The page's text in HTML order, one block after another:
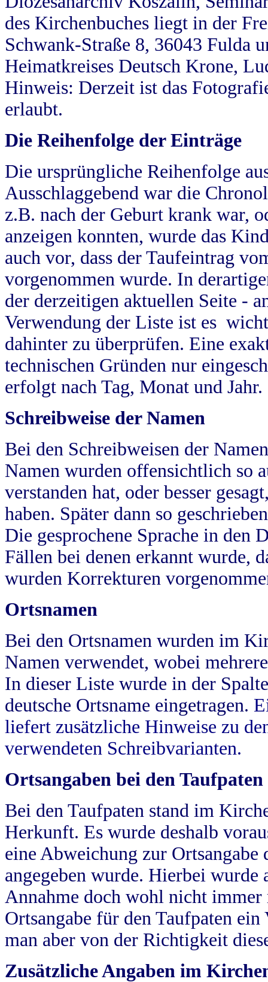
des Kirchenbuches liegt in der
Schwank-Straße 8, 36043 Fulda
Heimatkreises Deutsch Krone,
Hinweis: Derzeit ist das
erlaubt.
Die Reihenfolge der Einträge
Die ursprüngliche Reihenfolge
Ausschlaggebend war die
z.B. nach der Geburt krank war,
anzeigen konnten, wurde das
auch vor, dass der Taufeintrag
vorgenommen wurde. In
der derzeitigen aktuellen Seite -
Verwendung der Liste ist es
dahinter zu überprüfen. Eine
technischen Gründen nur
erfolgt nach Tag, Monat und Jahr.
Schreibweise der Namen
Bei den Schreibweisen der
Namen wurden offensichtlich so
verstanden hat, oder besser
haben. Später dann so
Die gesprochene Sprache in
Fällen bei denen erkannt wurde,
wurden Korrekturen
Ortsnamen
Bei den Ortsnamen wurden im
Namen verwendet, wobei
In dieser Liste wurde in der
deutsche Ortsname eingetragen.
liefert zusätzliche Hinweise zu
verwendeten Schreibvarianten.
Ortsangaben bei den Taufpaten
Bei den Taufpaten stand im
Herkunft. Es wurde deshalb
eine Abweichung zur
angegeben wurde. Hierbei wurde
Annahme doch wohl nicht
Ortsangabe für den Taufpaten
man aber von der Richtigkeit
Zusätzliche Angaben im